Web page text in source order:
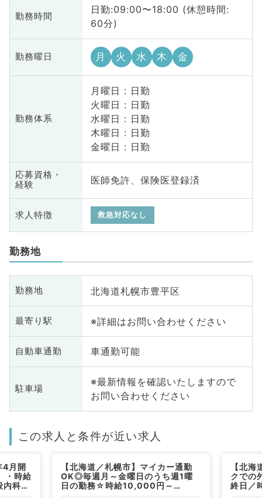
勤務時間
日勤:09:00〜18:00 (休憩時間:
60分)
勤務曜日 月 火 水 木 金
勤務体系
月曜日 : 日勤
火曜日 : 日勤
水曜日 : 日勤
木曜日 : 日勤
金曜日 : 日勤
応募資格・
経験
医師免許、保険医登録済
求人特徴 救急対応なし
勤務地
勤務地 北海道札幌市豊平区
最寄り駅 ※詳細はお問い合わせください
自動車通勤 車通勤可能
駐車場
※最新情報を確認いたしますので
お問い合わせください
この求人と条件が近い求人
4月開
・時給
科／
【北海道／札幌市】マイカー通勤
OK◎毎週月～金曜日のうち週1曜
日の勤務☆時給10,000円～
【北
クでの
終日／